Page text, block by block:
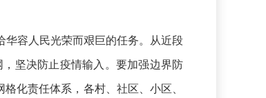
容人民光荣而艰巨的任务。从近段
坚决防止疫情输入。要加强边界防
化责任体系，各村、社区、小区、